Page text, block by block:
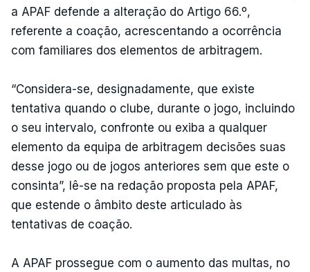
a APAF defende a alteração do Artigo 66.º,
referente a coação, acrescentando a ocorrência
com familiares dos elementos de arbitragem.
“Considera-se, designadamente, que existe
tentativa quando o clube, durante o jogo, incluindo
o seu intervalo, confronte ou exiba a qualquer
elemento da equipa de arbitragem decisões suas
desse jogo ou de jogos anteriores sem que este o
consinta”, lê-se na redação proposta pela APAF,
que estende o âmbito deste articulado às
tentativas de coação.
A APAF prossegue com o aumento das multas, no